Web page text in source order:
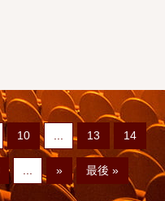
10 13 14
» 最後 »